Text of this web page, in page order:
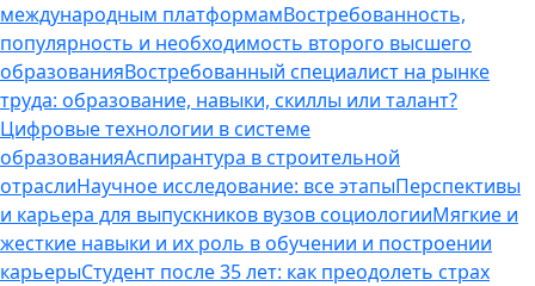
международным платформамВостребованность,
популярность и необходимость второго высшего
образованияВостребованный специалист на рынке
труда: образование, навыки, скиллы или талант?
Цифровые технологии в системе
образованияАспирантура в строительной
отраслиНаучное исследование: все этапыПерспективы
и карьера для выпускников вузов социологииМягкие и
жесткие навыки и их роль в обучении и построении
карьерыСтудент после 35 лет: как преодолеть страх